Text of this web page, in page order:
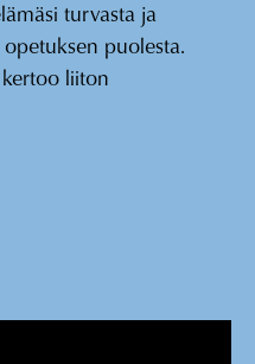
turvasta ja
puolesta.
liiton